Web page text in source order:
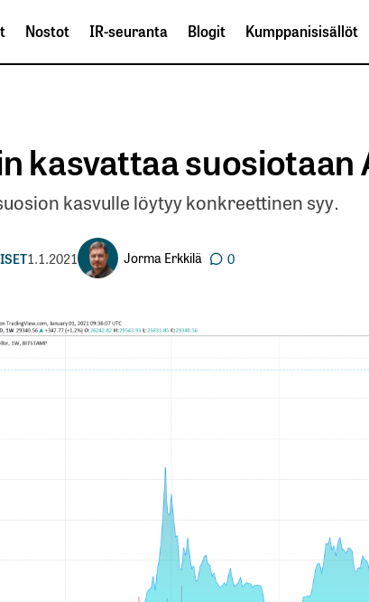
Nostot IR-seuranta Blogit Kumppanisisällöt
kasvattaa
kasvulle löytyy konkreettinen syy.
1.1.2021 Jorma Erkkilä 0